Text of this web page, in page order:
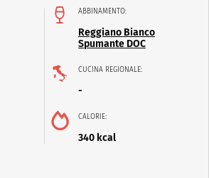
ABBINAMENTO:
Reggiano Bianco
Spumante DOC
CUCINA REGIONALE:
-
CALORIE:
340 kcal